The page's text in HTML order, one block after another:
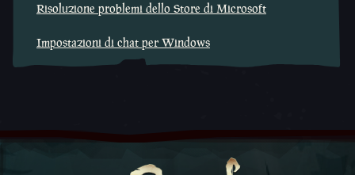
Risoluzione problemi dello Store di Microsoft
Impostazioni di chat per Windows